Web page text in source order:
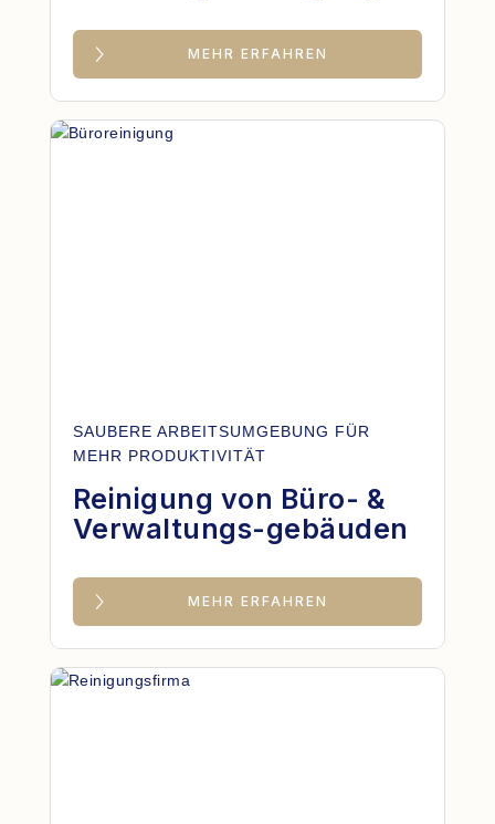
MEHR ERFAHREN
SAUBERE ARBEITSUMGEBUNG FÜR
MEHR PRODUKTIVITÄT
Reinigung von Büro- &
Verwaltungs-gebäuden
MEHR ERFAHREN